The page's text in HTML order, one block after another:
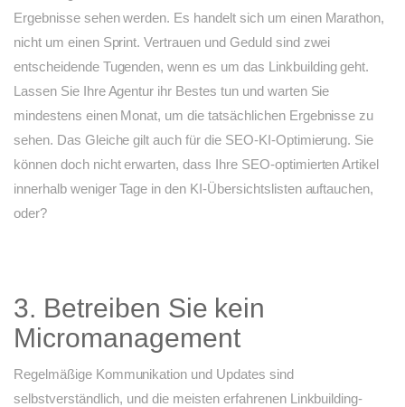
Ergebnisse sehen werden. Es handelt sich um einen Marathon,
nicht um einen Sprint. Vertrauen und Geduld sind zwei
entscheidende Tugenden, wenn es um das Linkbuilding geht.
Lassen Sie Ihre Agentur ihr Bestes tun und warten Sie
mindestens einen Monat, um die tatsächlichen Ergebnisse zu
sehen. Das Gleiche gilt auch für die SEO-KI-Optimierung. Sie
können doch nicht erwarten, dass Ihre SEO-optimierten Artikel
innerhalb weniger Tage in den KI-Übersichtslisten auftauchen,
oder?
3. Betreiben Sie kein
Micromanagement
Regelmäßige Kommunikation und Updates sind
selbstverständlich, und die meisten erfahrenen Linkbuilding-